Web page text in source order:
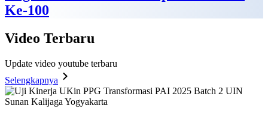
Ke-100
Video Terbaru
Update video youtube terbaru
Selengkapnya